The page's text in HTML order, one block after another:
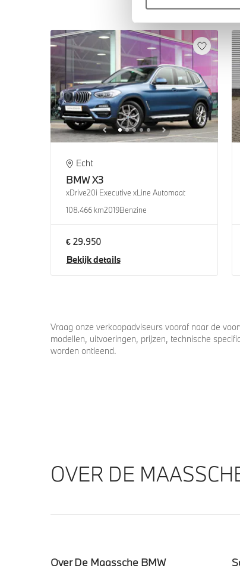
Echt
BMW X3
xDrive20i Executive xLine Automaat
108.466 km2019Benzine
€ 29.950
Bekijk details
Vraag onze verkoopadviseurs vooraf naar de
modellen, uitvoeringen, prijzen, technische
worden ontleend.
OVER DE
Over De Maassche BMW